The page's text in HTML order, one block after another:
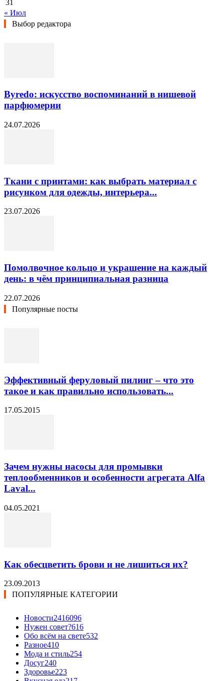
31
« Июл
Выбор редактора
Byredo: искусство воспоминаний в нишевой
парфюмерии
24.07.2026
Ткани с принтами: как выбрать материал с
рисунком для одежды, интерьера...
23.07.2026
Помолвочное кольцо и украшение на каждый
день: в чём принципиальная разница
22.07.2026
Популярные посты
Эффективный феруловый пилинг – что это
такое и как правильно использовать...
17.05.2015
Зачем нужны насосы для промывки
теплообменников и особенности агрегата Alfa
Laval...
04.05.2021
Как обесцветить брови и не лишиться их?
23.09.2013
ПОПУЛЯРНЫЕ КАТЕГОРИИ
Новости2416096
Нужен совет?616
Обо всём на свете532
Разное410
Мода и стиль254
Досуг240
Здоровье223